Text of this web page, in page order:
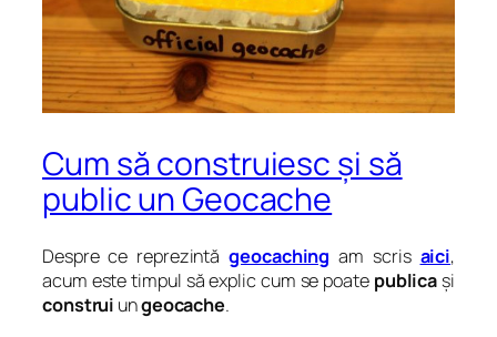
Cum să construiesc și să
public un Geocache
Despre ce reprezintăgeocaching am scris aici,
acum este timpul să explic cum se poate publica și
construi ungeocache.